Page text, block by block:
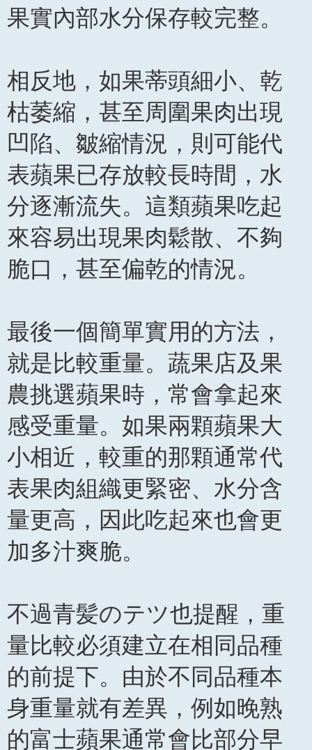
果實內部水分保存較完整。
相反地，如果蒂頭細小、乾
枯萎縮，甚至周圍果肉出現
凹陷、皺縮情況，則可能代
表蘋果已存放較長時間，水
分逐漸流失。這類蘋果吃起
來容易出現果肉鬆散、不夠
脆口，甚至偏乾的情況。
最後一個簡單實用的方法，
就是比較重量。蔬果店及果
農挑選蘋果時，常會拿起來
感受重量。如果兩顆蘋果大
小相近，較重的那顆通常代
表果肉組織更緊密、水分含
量更高，因此吃起來也會更
加多汁爽脆。
不過青髪のテツ也提醒，重
量比較必須建立在相同品種
的前提下。由於不同品種本
身重量就有差異，例如晚熟
的富士蘋果通常會比部分早